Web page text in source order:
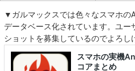
▼ガルマックスでは色々なスマホの
データベース化されています。ユー
ショットを募集しているのでよろし